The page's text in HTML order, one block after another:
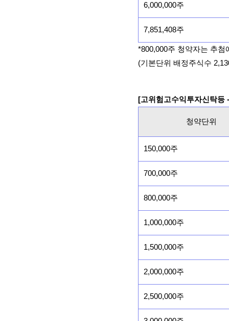
6,000,000주
7,851,408주
*800,000주 청약자는 추첨
(기본단위 배정주식수
[고위험고수익투자신탁등
청약단위
150,000주
700,000주
800,000주
1,000,000주
1,500,000주
2,000,000주
2,500,000주